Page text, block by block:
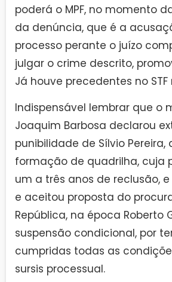
poderá o MPF, no momento
da denúncia, que é a
processo perante o juízo
julgar o crime descrito,
Já houve precedentes no
Indispensável lembrar que o
Joaquim Barbosa declarou
punibilidade de Sílvio
formação de quadrilha, cuja
um a três anos de reclusão,
e aceitou proposta do
República, na época Roberto
suspensão condicional, por
cumpridas todas as
sursis processual.